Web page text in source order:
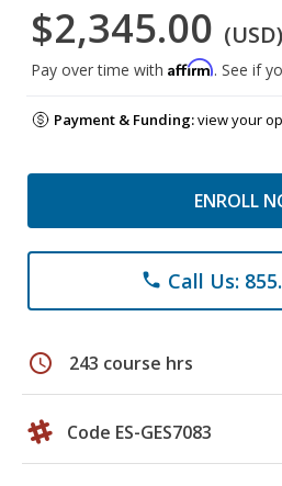
$2,345.00 (USD)
Pay over time with Affirm. See if
Payment & Funding:view your
ENROLL
phone Call Us:
schedule 243 course hrs
Code ES-GES7083